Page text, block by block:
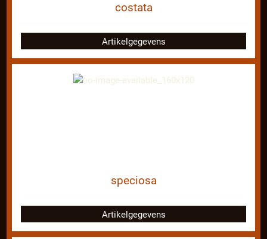
costata
Artikelgegevens
speciosa
Artikelgegevens